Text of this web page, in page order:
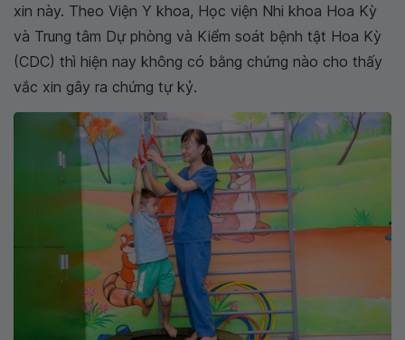
xin này. Theo Viện Y khoa, Học viện Nhi khoa Hoa Kỳ
và Trung tâm Dự phòng và Kiểm soát bệnh tật Hoa Kỳ
(CDC) thì hiện nay không có bằng chứng nào cho thấy
vắc xin gây ra chứng tự kỷ.